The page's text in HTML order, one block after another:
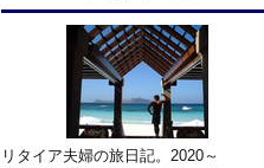
リタイア夫婦の旅日記。2020～